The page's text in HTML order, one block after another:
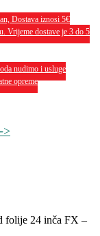
Dostava iznosi 5€
Vrijeme dostave je 3 do 5
nudimo i usluge
opreme
>
folije 24 inča FX –